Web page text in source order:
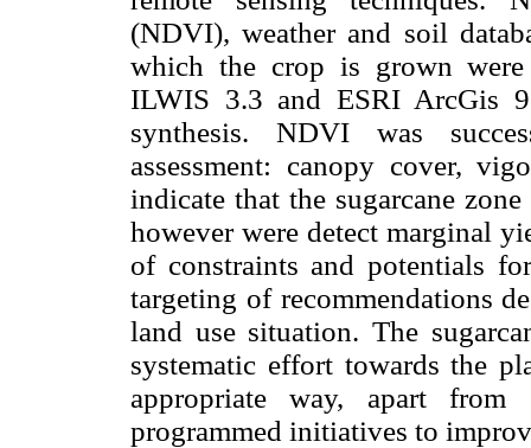
(NDVI), weather and soil
which the crop is grown
ILWIS 3.3 and ESRI ArcGis
synthesis. NDVI was
assessment: canopy cover,
indicate that the sugarcane
however were detect marginal
of constraints and potentials
targeting of recommendations
land use situation. The
systematic effort towards the
appropriate way, apart
programmed initiatives to